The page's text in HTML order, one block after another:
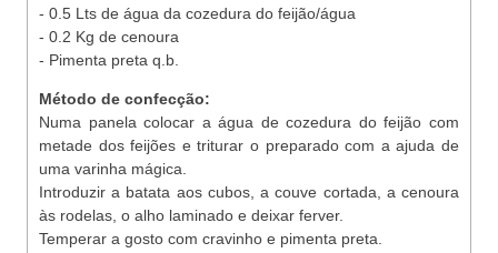
- 0.5 Lts de água da cozedura do feijão/água
- 0.2 Kg de cenoura
- Pimenta preta q.b.
Método de confecção:
Numa panela colocar a água de cozedura do feijão com
metade dos feijões e triturar o preparado com a ajuda de
uma varinha mágica.
Introduzir a batata aos cubos, a couve cortada, a cenoura
às rodelas, o alho laminado e deixar ferver.
Temperar a gosto com cravinho e pimenta preta.